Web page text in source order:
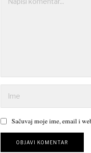
Sačuvaj moje ime, email i